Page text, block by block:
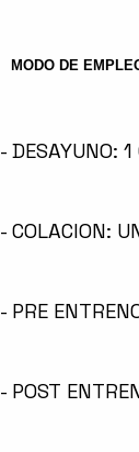
MODO DE
- DESAYUNO:
- COLACION:
- PRE
- POST